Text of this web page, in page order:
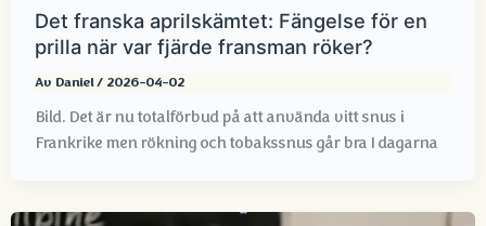
Det franska aprilskämtet: Fängelse för en
prilla när var fjärde fransman röker?
Av Daniel/ 2026-04-02
Bild. Det är nu totalförbud på att använda vitt snus i
Frankrike men rökning och tobakssnus går bra I dagarna